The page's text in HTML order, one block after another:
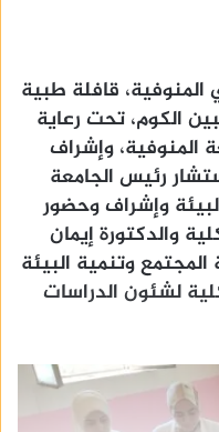
قافلة طبية
الكوم، تحت رعاية
المنوفية، وإشراف
رئيس الجامعة
وإشراف وحضور
والدكتورة إيمان
وتنمية البيئة
لشئون الدراسات